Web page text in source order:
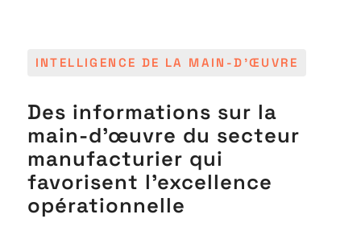
INTELLIGENCE DE LA MAIN-D'ŒUVRE
Des informations sur la
main-d'œuvre du secteur
manufacturier qui
favorisent l'excellence
opérationnelle